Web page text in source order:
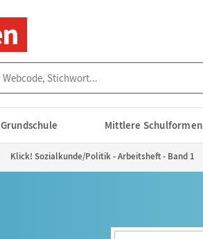
Grundschule Mittlere Schulformen
Klick! Sozialkunde/Politik - Arbeitsheft - Band 1